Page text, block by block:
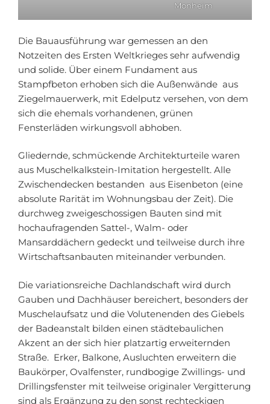
Monheim
Die Bauausführung war gemessen an den
Notzeiten des Ersten Weltkrieges sehr aufwendig
und solide. Über einem Fundament aus
Stampfbeton erhoben sich die Außenwände aus
Ziegelmauerwerk, mit Edelputz versehen, von dem
sich die ehemals vorhandenen, grünen
Fensterläden wirkungsvoll abhoben.
Gliedernde, schmückende Architekturteile waren
aus Muschelkalkstein-Imitation hergestellt. Alle
Zwischendecken bestanden aus Eisenbeton (eine
absolute Rarität im Wohnungsbau der Zeit). Die
durchweg zweigeschossigen Bauten sind mit
hochaufragenden Sattel-, Walm- oder
Mansarddächern gedeckt und teilweise durch ihre
Wirtschaftsanbauten miteinander verbunden.
Die variationsreiche Dachlandschaft wird durch
Gauben und Dachhäuser bereichert, besonders der
Muschelaufsatz und die Volutenenden des Giebels
der Badeanstalt bilden einen städtebaulichen
Akzent an der sich hier platzartig erweiternden
Straße. Erker, Balkone, Ausluchten erweitern die
Baukörper, Ovalfenster, rundbogige Zwillings- und
Drillingsfenster mit teilweise originaler Vergitterung
sind als Ergänzung zu den sonst rechteckigen